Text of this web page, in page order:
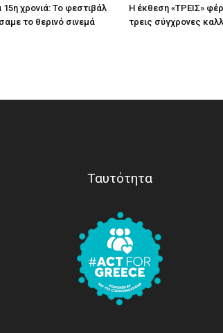
15η χρονιά: Το φεστιβάλ
το θερινό σινεμά
Η έκθεση «ΤΡΕΙΣ»
τρεις σύγχρονες
Ταυτότητα